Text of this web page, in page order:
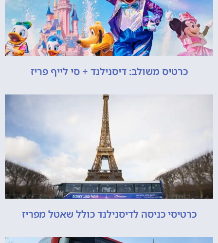
כרטיס משולב: דיסנילנד + סי לייף פריז
כרטיסי כניסה לדיסנילנד כולל שאטל מפריז